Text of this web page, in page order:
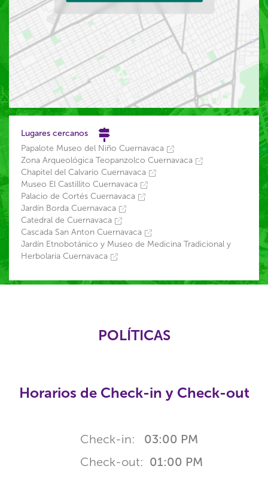
Lugares cercanos
Papalote Museo del Niño Cuernavaca
Zona Arqueológica Teopanzolco Cuernavaca
Chapitel del Calvario Cuernavaca
Museo El Castillito Cuernavaca
Palacio de Cortés Cuernavaca
Jardín Borda Cuernavaca
Catedral de Cuernavaca
Cascada San Anton Cuernavaca
Jardín Etnobotánico y Museo de Medicina Tradicional y
Herbolaria Cuernavaca
POLÍTICAS
Horarios de Check-in y Check-out
Check-in: 03:00 PM
Check-out: 01:00 PM